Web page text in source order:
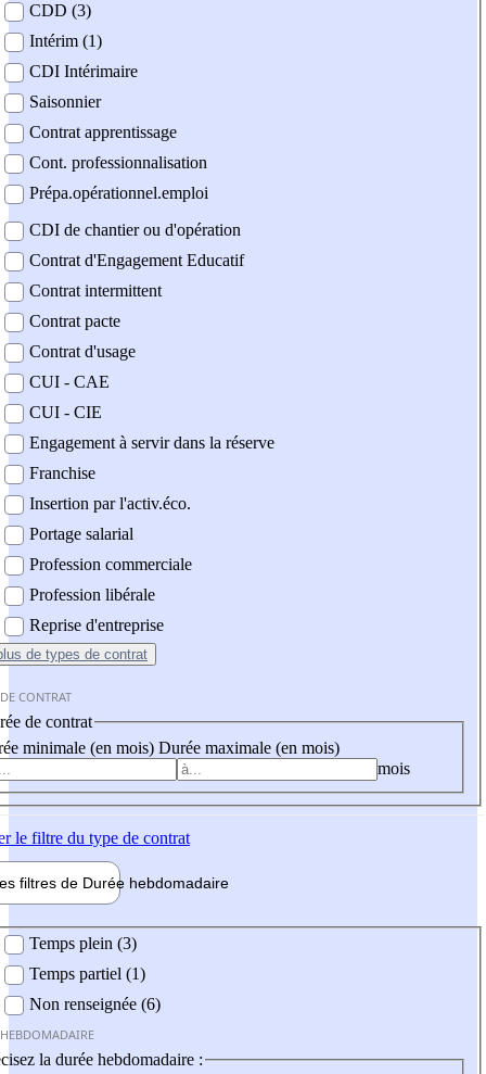
CDD (3)
Intérim (1)
CDI Intérimaire
Saisonnier
Contrat apprentissage
Cont. professionnalisation
Prépa.opérationnel.emploi
CDI de chantier ou d'opération
Contrat d'Engagement Educatif
Contrat intermittent
Contrat pacte
Contrat d'usage
CUI - CAE
CUI - CIE
Engagement à servir dans la réserve
Franchise
Insertion par l'activ.éco.
Portage salarial
Profession commerciale
Profession libérale
Reprise d'entreprise
de types de contrat
CONTRAT
de contrat
minimale (en mois) Durée maximale (en mois)
mois
le filtre du type de contrat
filtres de Durée hebdomadaire
Temps plein (3)
Temps partiel (1)
Non renseignée (6)
la durée hebdomadaire :